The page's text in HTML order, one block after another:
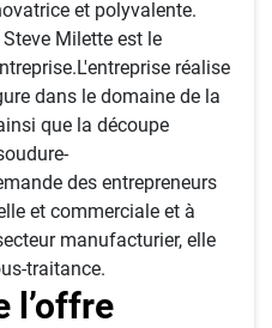
et polyvalente.
Milette est le
réalise
dans le domaine de la
que la découpe
des entrepreneurs
et commerciale et à
manufacturier, elle
traitance.
l’offre